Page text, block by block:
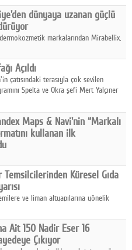
Plus Türkiye'de satışa sunuldu.
dünyaya uzanan güçlü
markalarından Mirabellix,
hem de uluslararası pazarlarda
Açıldı
çatısındaki terasıyla çok sevilen
Spelta ve Okra şefi Mert Yalçıner
Maps & Navi'nin “Markalı
kullanan ilk
Medya ve Yandex Ads iş birliğiyle
yeni "Markalı Rota" reklam formatını
Temsilcilerinden Küresel Gıda
ve liman altyapılarına yönelik
Ait 150 Nadir Eser 16
Çıkıyor